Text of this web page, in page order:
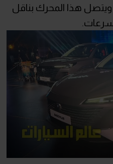
متر، ويتصل هذا المحرك بناقل